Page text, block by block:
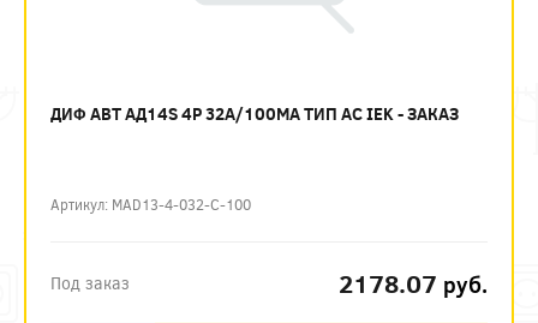
ДИФ АВТ АД14S 4P 32А/100МА ТИП AC IEK - ЗАКАЗ
Артикул: MAD13-4-032-C-100
Под заказ 2178.07 руб.